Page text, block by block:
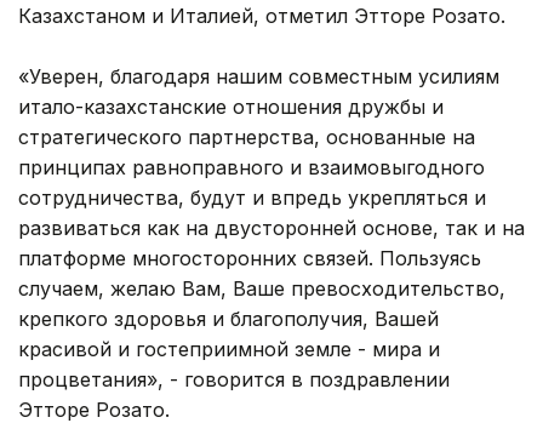
Казахстаном и Италией, отметил Этторе Розато.
«Уверен, благодаря нашим совместным усилиям
итало-казахстанские отношения дружбы и
стратегического партнерства, основанные на
принципах равноправного и взаимовыгодного
сотрудничества, будут и впредь укрепляться и
развиваться как на двусторонней основе, так и на
платформе многосторонних связей. Пользуясь
случаем, желаю Вам, Ваше превосходительство,
крепкого здоровья и благополучия, Вашей
красивой и гостеприимной земле - мира и
процветания», - говорится в поздравлении
Этторе Розато.